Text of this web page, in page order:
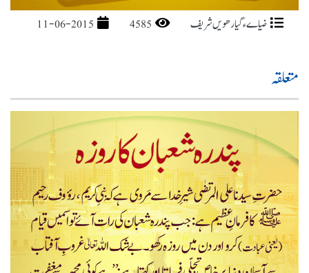
11-06-2015 4585 ضیاےء گیارھویں شریف
متعلقہ